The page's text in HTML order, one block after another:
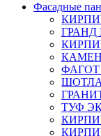
Фасадные
ТУФ